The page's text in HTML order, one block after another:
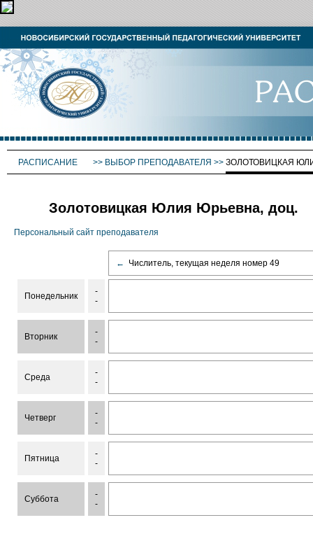
РАСПИСАНИЕ >> ВЫБОР ПРЕПОДАВАТЕЛЯ >> ЗОЛОТОВИЦКАЯ
Золотовицкая Юлия Юрьевна, доц.
Персональный сайт преподавателя
← Числитель, текущая неделя номер 49
Понедельник
-
-
Вторник
-
-
Среда
-
-
Четверг
-
-
Пятница
-
-
Суббота
-
-